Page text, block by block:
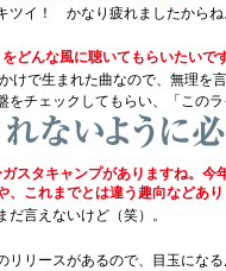
イ！ かなり疲れましたからね
どんな風に聴いてもらいたいで
けで生まれた曲なので、無理を
をチェックしてもらい、「この
スタキャンプがありますね。今
、これまでとは違う趣向などあ
言えないけど（笑）。
リースがあるので、目玉にな